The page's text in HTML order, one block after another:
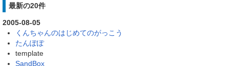
最新の20件
2005-08-05
くんちゃんのはじめてのがっこう
たんぽぽ
template
SandBox